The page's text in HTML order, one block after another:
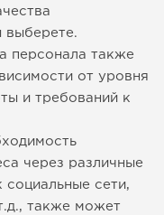
выберете.
персонала также
от уровня
и требований к
через различные
социальные сети,
также может